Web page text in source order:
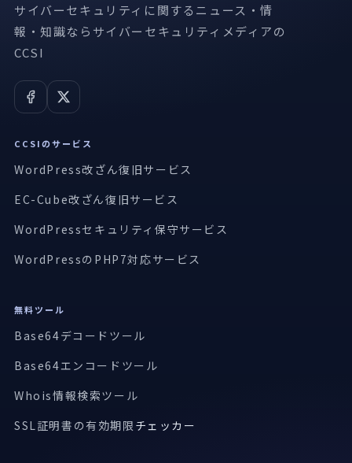
サイバーセキュリティに関するニュース・情
報・知識ならサイバーセキュリティメディアの
CCSI
CCSIのサービス
WordPress改ざん復旧サービス
EC-Cube改ざん復旧サービス
WordPressセキュリティ保守サービス
WordPressのPHP7対応サービス
無料ツール
Base64デコードツール
Base64エンコードツール
Whois情報検索ツール
SSL証明書の有効期限 チェッカー